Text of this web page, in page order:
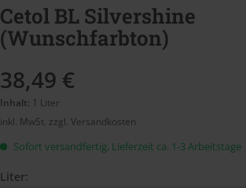
Cetol BL Silvershine
(Wunschfarbton)
38,49 €
Inhalt: 1 Liter
inkl. MwSt. zzgl. Versandkosten
Sofort versandfertig, Lieferzeit ca. 1-3 Arbeitstage
Liter: